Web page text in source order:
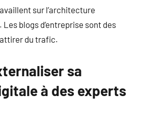
sur l’architecture
blogs d’entreprise sont des
du trafic.
sa
à des experts